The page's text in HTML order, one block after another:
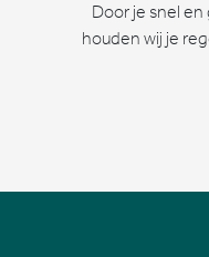
Door je snel
houden wij je